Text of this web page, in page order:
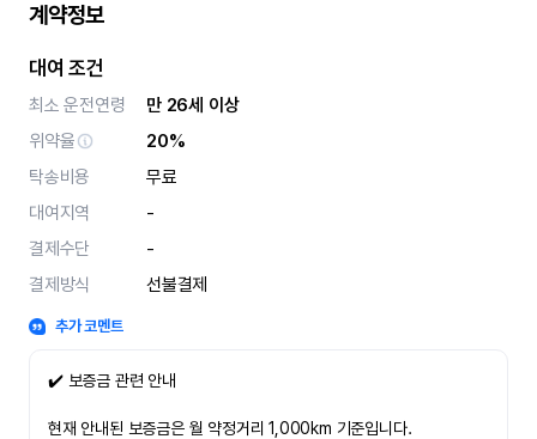
계약정보
대여 조건
최소 운전연령
만 26세 이상
위약율
20%
탁송비용
무료
대여지역
-
결제수단
-
결제방식
선불결제
추가 코멘트
✔️ 보증금 관련 안내
현재 안내된 보증금은 월 약정거리 1,000km 기준입니다.